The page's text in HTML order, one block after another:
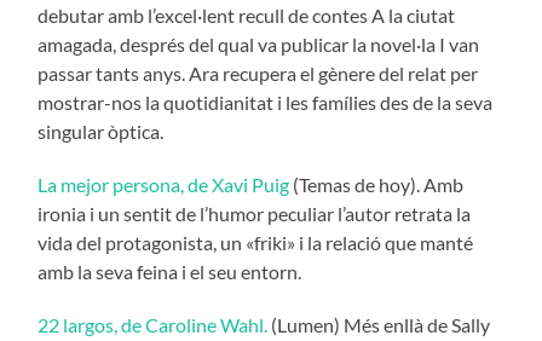
debutar amb l’excel·lent recull de contes A la ciutat
amagada, després del qual va publicar la novel·la I van
passar tants anys. Ara recupera el gènere del relat per
mostrar-nos la quotidianitat i les famílies des de la seva
singular òptica.
La mejor persona, de Xavi Puig (Temas de hoy). Amb
ironia i un sentit de l’humor peculiar l’autor retrata la
vida del protagonista, un «friki» i la relació que manté
amb la seva feina i el seu entorn.
22 largos, de Caroline Wahl. (Lumen) Més enllà de Sally